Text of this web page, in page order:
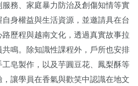
務、家庭暴力防治及創傷知情等實
身權益與生活資源，並邀請具在台
歷程與越南文化，透過真實故事拉
鳴。除知識性課程外，戶所也安排
皂製作，以及芋圓豆花、鳳梨酥等
讓學員在香氣與歡笑中認識在地文